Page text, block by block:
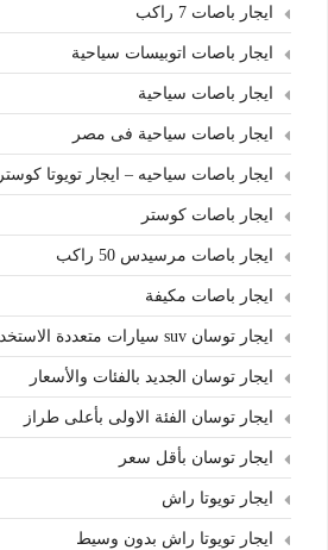
ايجار باصات 7 راكب
ايجار باصات اتوبيسات سياحية
ايجار باصات سياحية
ايجار باصات سياحية فى مصر
ايجار باصات سياحيه – ايجار تويوتا كوستر
ايجار باصات كوستر
ايجار باصات مرسيدس 50 راكب
ايجار باصات مكيفة
ايجار توسان suv سيارات متعددة الاستخدام
ايجار توسان الجديد بالفئات والأسعار
ايجار توسان الفئة الاولى بأعلى طراز
ايجار توسان بأقل سعر
ايجار تويوتا راش
ايجار تويوتا راش بدون وسيط